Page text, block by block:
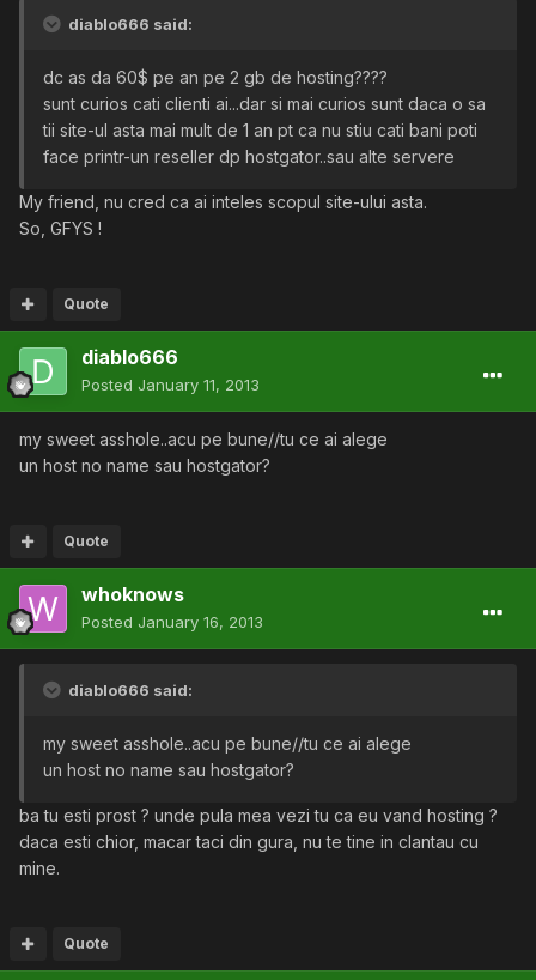
diablo666 said:
dc as da 60$ pe an pe 2 gb de hosting????
sunt curios cati clienti ai...dar si mai curios sunt daca o sa
tii site-ul asta mai mult de 1 an pt ca nu stiu cati bani poti
face printr-un reseller dp hostgator..sau alte servere
My friend, nu cred ca ai inteles scopul site-ului asta.
So, GFYS !
Quote
diablo666
Posted January 11, 2013
my sweet asshole..acu pe bune//tu ce ai alege
un host no name sau hostgator?
Quote
whoknows
Posted January 16, 2013
diablo666 said:
my sweet asshole..acu pe bune//tu ce ai alege
un host no name sau hostgator?
ba tu esti prost ? unde pula mea vezi tu ca eu vand hosting ?
daca esti chior, macar taci din gura, nu te tine in clantau cu
mine.
Quote